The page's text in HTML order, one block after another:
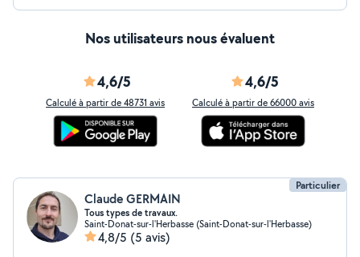
Nos utilisateurs nous évaluent
4,6/5
Calculé à partir de 48731 avis
4,6/5
Calculé à partir de 66000 avis
Particulier
Claude GERMAIN
Tous types de travaux.
Saint-Donat-sur-l'Herbasse (Saint-Donat-sur-l'Herbasse)
4,8/5 (5 avis)